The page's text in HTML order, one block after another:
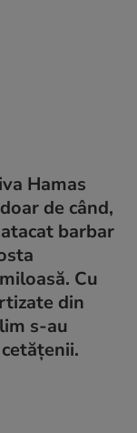
Hamas
de când,
barbar
Cu
din
s-au